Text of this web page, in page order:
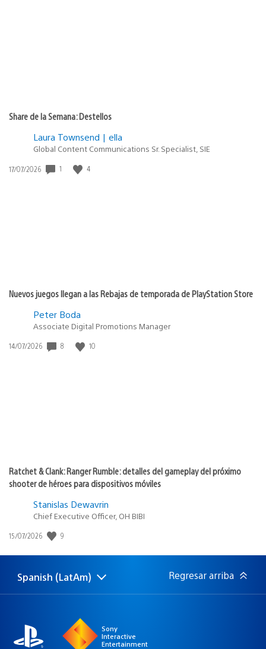
Share de la Semana: Destellos
Laura Townsend | ella
Global Content Communications Sr. Specialist, SIE
Fecha
17/07/2026 1 4
Nuevos juegos llegan a las Rebajas de temporada de PlayStation Store
Peter Boda
Associate Digital Promotions Manager
Fecha
14/07/2026 8 10
Ratchet & Clank: Ranger Rumble: detalles del gameplay del próximo
shooter de héroes para dispositivos móviles
Stanislas Dewavrin
Chief Executive Officer, OH BIBI
Fecha
publicación:
15/07/2026 9
Elige
una
Región
actual:
Spanish (LatAm) Regresar arriba
Sony
Interactive
Entertainment